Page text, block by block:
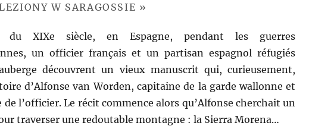
W SARAGOSSIE »
du XIXe siècle, en Espagne, pendant les guerres
un officier français et un partisan espagnol réfugiés
découvrent un vieux manuscrit qui, curieusement,
d’Alfonse van Worden, capitaine de la garde wallonne et
l’officier. Le récit commence alors qu’Alfonse cherchait un
traverser une redoutable montagne : la Sierra Morena…